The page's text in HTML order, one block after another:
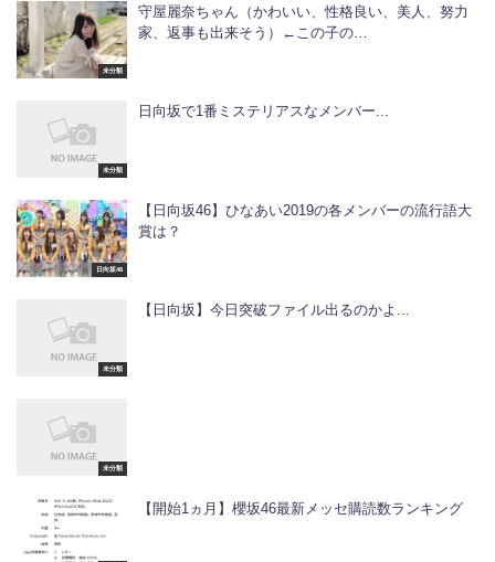
未分類
守屋麗奈ちゃん（かわいい、性格良い、美人、努力
家、返事も出来そう）←この子の…
未分類
日向坂で1番ミステリアスなメンバー...
日向坂46
【日向坂46】ひなあい2019の各メンバーの流行語大
賞は？
未分類
【日向坂】今日突破ファイル出るのかよ...
未分類
【開始1ヵ月】櫻坂46最新メッセ購読数ランキング